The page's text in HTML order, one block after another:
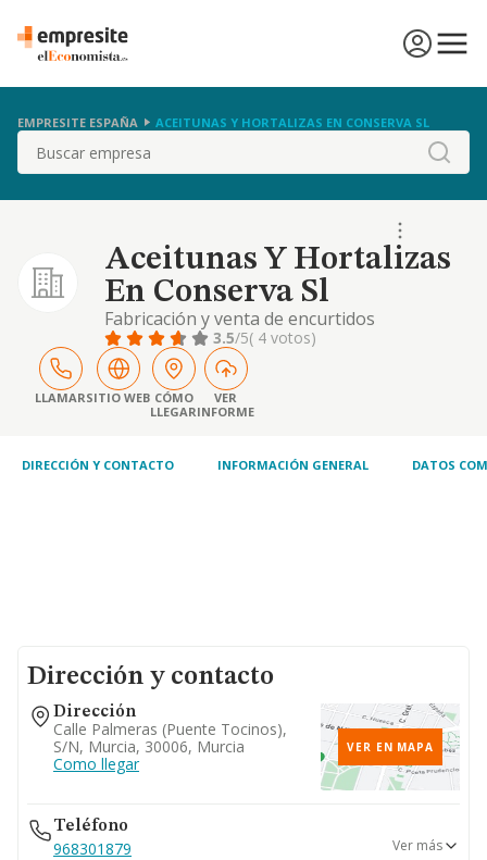
EMPRESITE ESPAÑA ACEITUNAS Y HORTALIZAS EN CONSERVA SL
Buscar
Aceitunas Y Hortalizas
En Conserva Sl
Fabricación y venta de encurtidos
3.5/5( 4 votos)
LLAMARSITIO WEB CÓMO
LLEGAR
VER
INFORME
DIRECCIÓN Y CONTACTO INFORMACIÓN GENERAL DATOS
Dirección y contacto
Dirección
Calle Palmeras (puente Tocinos),
S/n, Murcia, 30006, Murcia
Como llegar
VER EN MAPA
Teléfono
968301879 Ver más